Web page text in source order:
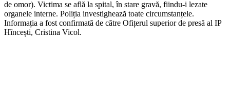
de omor). Victima se află la spital, în stare gravă, fiindu-i lezate
organele interne. Poliția investighează toate circumstanțele.
Informația a fost confirmată de către Ofițerul superior de presă al IP
Hîncești, Cristina Vicol.